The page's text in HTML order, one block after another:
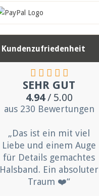
Kundenzufriedenheit
SEHR GUT
4.94/ 5.00
aus 230 Bewertungen
„Das ist ein mit viel
Liebe und einem Auge
für Details gemachtes
Halsband. Ein absoluter
Traum ❤️“